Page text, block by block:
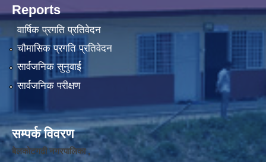
Reports
वार्षिक प्रगति प्रतिवेदन
चौमासिक प्रगति प्रतिवेदन
सार्वजनिक सुनुवाई
सार्वजनिक परीक्षण
सम्पर्क विवरण
बेलकोटगढी नगरपालिका ,